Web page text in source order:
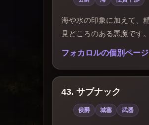
海や水の印象に加えて、
見どころのある悪魔です。
フォカロルの個別ペー
43. サブナック
侯爵 城塞 武器